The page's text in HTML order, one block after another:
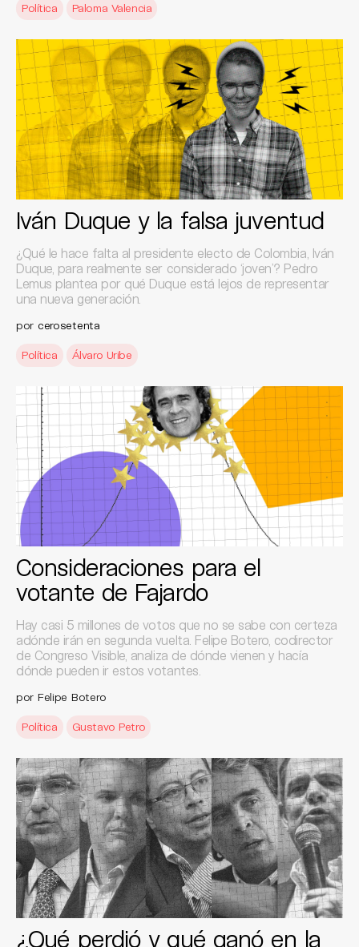
Política Paloma Valencia
Iván Duque y la falsa juventud
¿Qué le hace falta al presidente electo de Colombia, Iván
Duque, para realmente ser considerado ‘joven’? Pedro
Lemus plantea por qué Duque está lejos de representar
una nueva generación.
por cerosetenta
Política Álvaro Uribe
Consideraciones para el
votante de Fajardo
Hay casi 5 millones de votos que no se sabe con certeza
adónde irán en segunda vuelta. Felipe Botero, codirector
de Congreso Visible, analiza de dónde vienen y hacía
dónde pueden ir estos votantes.
por Felipe Botero
Política Gustavo Petro
¿Qué perdió y qué ganó en la